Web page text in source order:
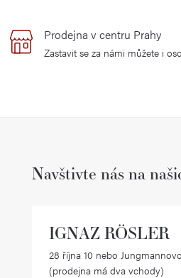
Prodejna v centru Prahy
Zastavit se za námi můžete i
Navštivte nás na
IGNAZ RÖSLER
28 října 10 nebo
(prodejna má dva vchody)